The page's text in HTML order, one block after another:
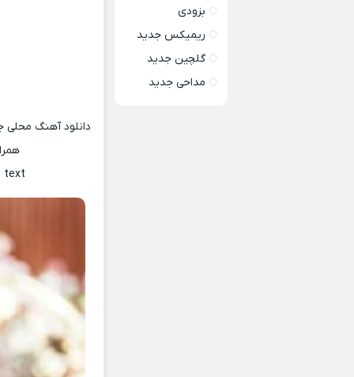
دانلود آهنگ محلی
text
بزودی
ریمیکس جدید
گلچین جدید
مداحی جدید